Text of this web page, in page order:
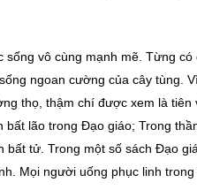
vô cùng mạnh mẽ. Từng có
ngoan cường của cây tùng.
thọ, thậm chí được xem là tiên
lão trong Đạo giáo; Trong
tử. Trong một số sách Đạo
Mọi người uống phục linh